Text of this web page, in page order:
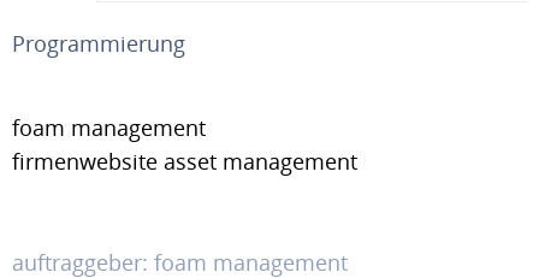
Programmierung
foam management
firmenwebsite asset management
auftraggeber: foam management